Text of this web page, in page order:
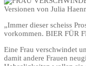
„Immer dieser scheiss
vorkommen. BIER FÜR
Eine Frau verschwindet
damit andere Frauen